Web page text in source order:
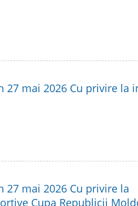
mai 2026 Cu privire la
mai 2026 Cu privire la
Cupa Republicii